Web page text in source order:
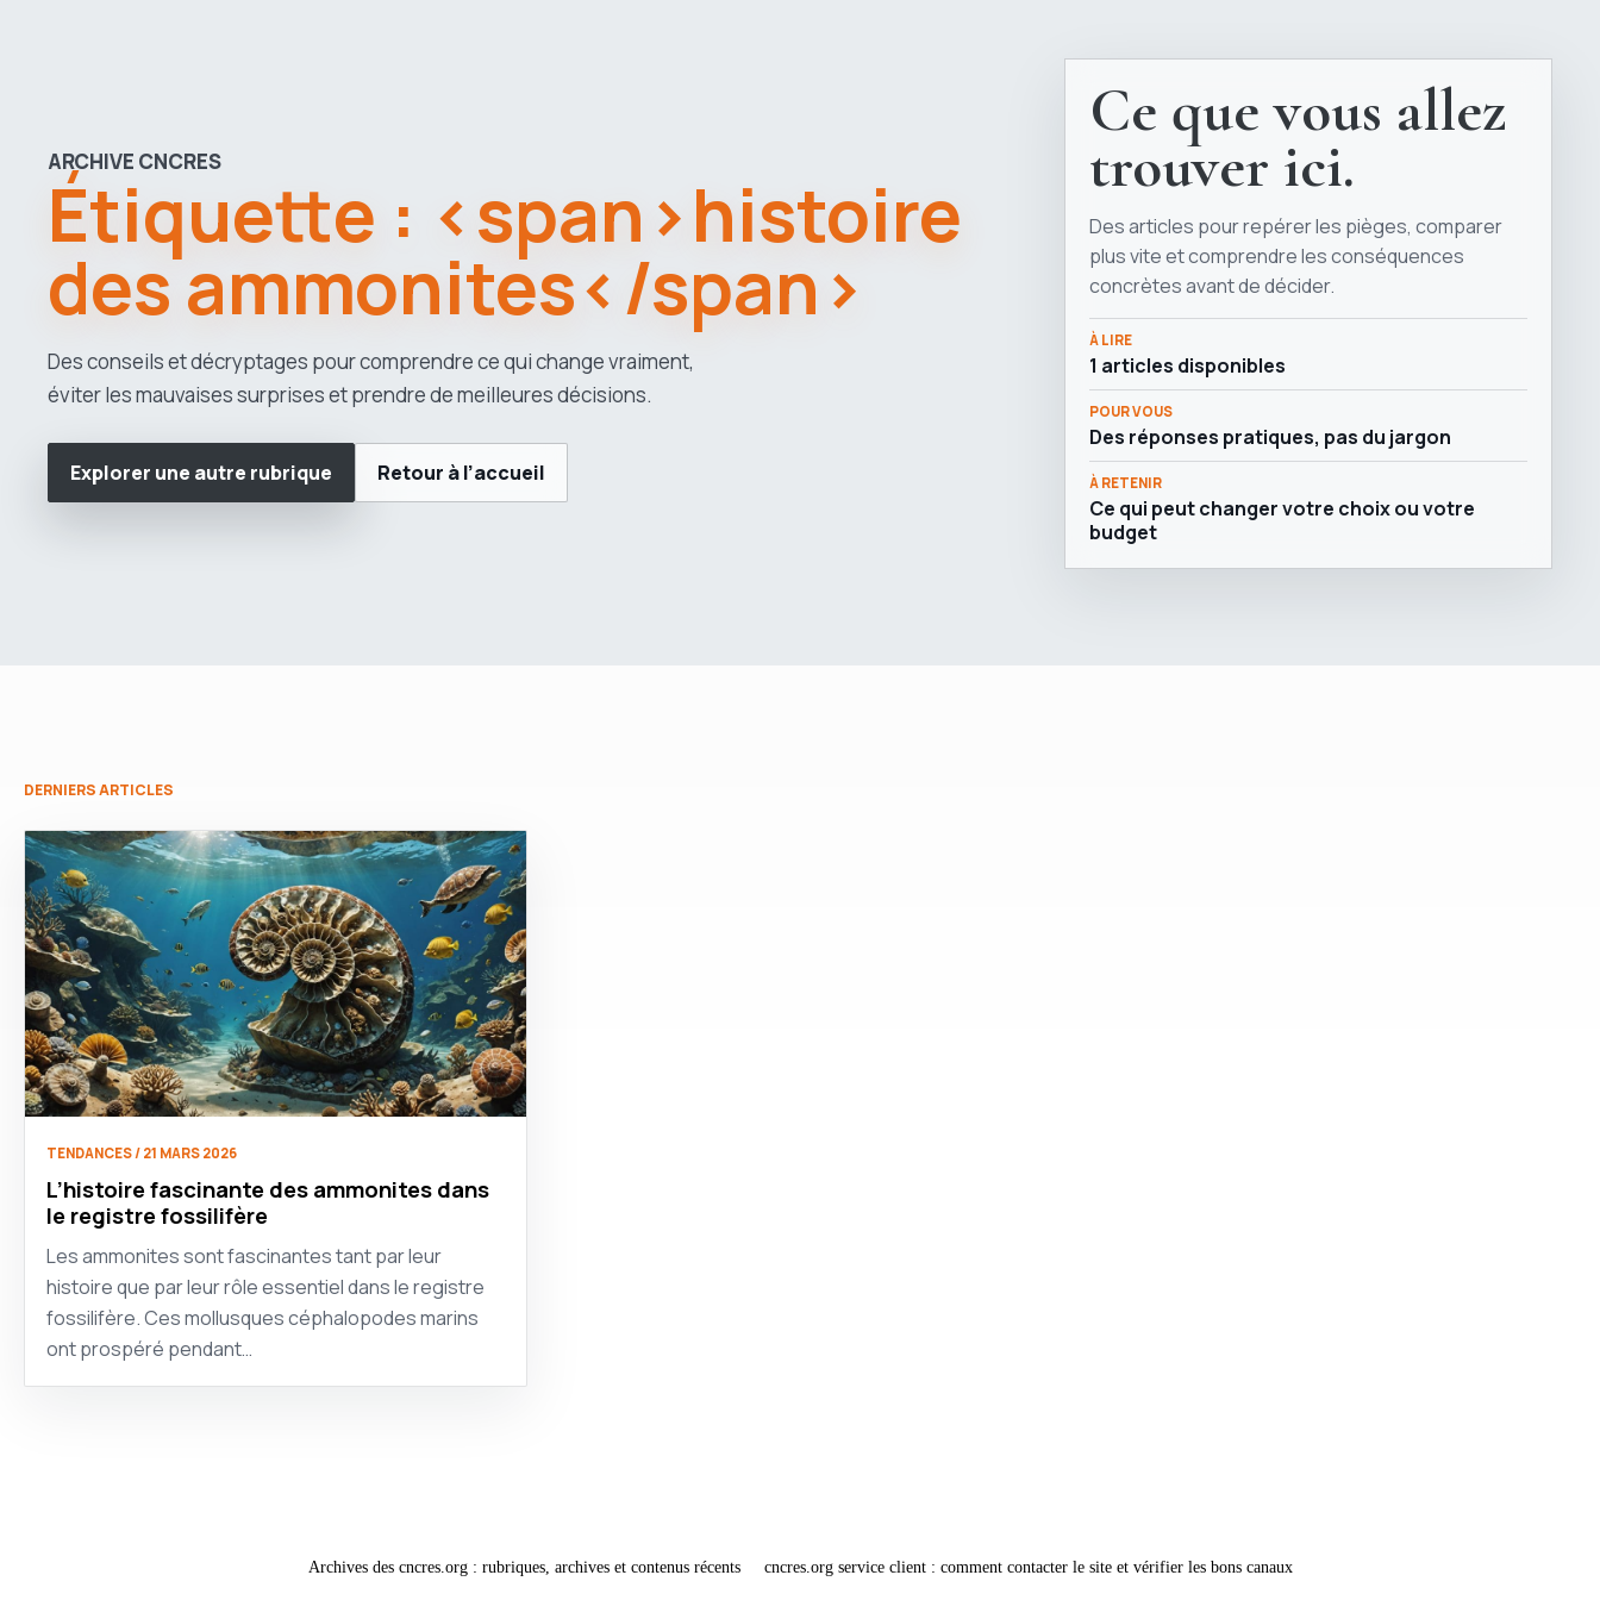
ARCHIVE CNCRES
Étiquette : <span>histoire
des ammonites</span>
Des conseils et décryptages pour comprendre ce qui change vraiment,
éviter les mauvaises surprises et prendre de meilleures décisions.
Explorer une autre rubrique Retour à l’accueil
Ce que vous allez
trouver ici.
Des articles pour repérer les pièges, comparer
plus vite et comprendre les conséquences
concrètes avant de décider.
À LIRE
1 articles disponibles
POUR VOUS
Des réponses pratiques, pas du jargon
À RETENIR
Ce qui peut changer votre choix ou votre
budget
DERNIERS ARTICLES
TENDANCES / 21 MARS 2026
L’histoire fascinante des ammonites dans
le registre fossilifère
Les ammonites sont fascinantes tant par leur
histoire que par leur rôle essentiel dans le registre
fossilifère. Ces mollusques céphalopodes marins
ont prospéré pendant…
Archives des cncres.org : rubriques, archives et contenus récents cncres.org service client : comment contacter le site et vérifier les bons canaux